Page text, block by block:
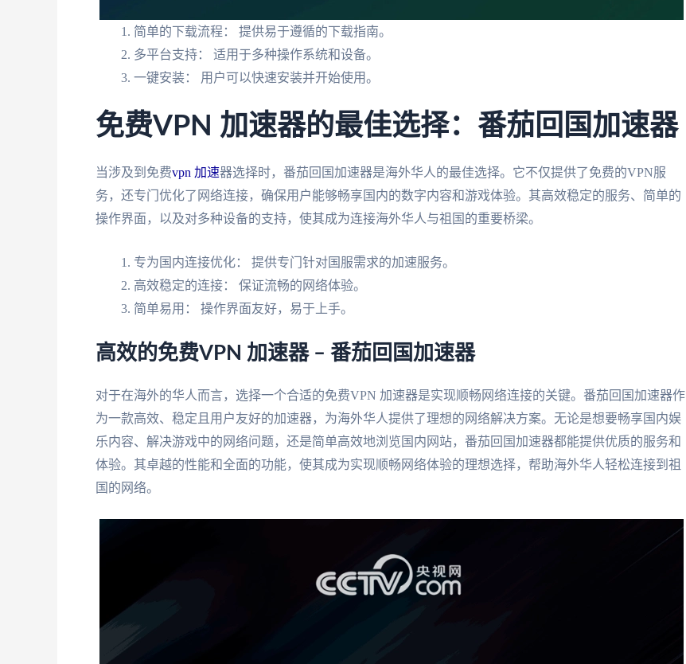
简单的下载流程： 提供易于遵循的下载指南。
多平台支持： 适用于多种操作系统和设备。
一键安装： 用户可以快速安装并开始使用。
免费VPN 加速器的最佳选择：番茄回国加速器
当涉及到免费vpn 加速器选择时，番茄回国加速器是海外华人的最佳选择。它不仅提供了免费的VPN服
务，还专门优化了网络连接，确保用户能够畅享国内的数字内容和游戏体验。其高效稳定的服务、简单的
操作界面，以及对多种设备的支持，使其成为连接海外华人与祖国的重要桥梁。
专为国内连接优化： 提供专门针对国服需求的加速服务。
高效稳定的连接： 保证流畅的网络体验。
简单易用： 操作界面友好，易于上手。
高效的免费VPN 加速器 – 番茄回国加速器
对于在海外的华人而言，选择一个合适的免费VPN 加速器是实现顺畅网络连接的关键。番茄回国加速器作
为一款高效、稳定且用户友好的加速器，为海外华人提供了理想的网络解决方案。无论是想要畅享国内娱
乐内容、解决游戏中的网络问题，还是简单高效地浏览国内网站，番茄回国加速器都能提供优质的服务和
体验。其卓越的性能和全面的功能，使其成为实现顺畅网络体验的理想选择，帮助海外华人轻松连接到祖
国的网络。